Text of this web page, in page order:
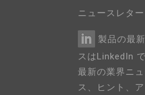
ニュースレター
製品の最
スはLinkedIn
最新の業界ニ
ス、ヒント、